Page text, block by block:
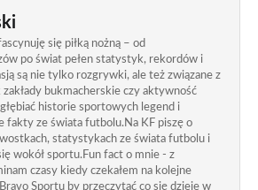
się piłką nożną – od
po świat pełen statystyk, rekordów i
są nie tylko rozgrywki, ale też związane z
bukmacherskie czy aktywność
historie sportowych legend i
fakty ze świata futbolu.Na KF piszę o
statystykach ze świata futbolu i
wokół sportu.Fun fact o mnie - z
czasy kiedy czekałem na kolejne
Sportu by przeczytać co się dzieje w